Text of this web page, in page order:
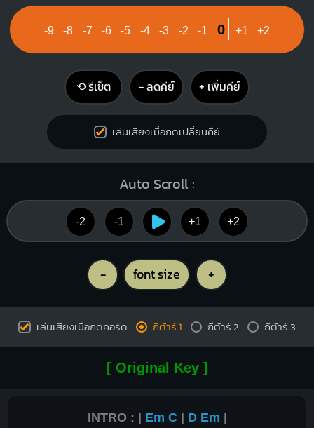
-9 -8 -7 -6 -5 -4 -3 -2 -1 0 +1 +2
⟲ รีเซ็ต − ลดคีย์ + เพิ่มคีย์
เล่นเสียงเมื่อกดเปลี่ยนคีย์
Auto Scroll :
-2 -1 +1 +2
- font size +
เล่นเสียงเมื่อกดคอร์ด กีต้าร์ 1 กีต้าร์ 2 กีต้าร์ 3
[ Original Key ]
INTRO : | Em C | D Em |